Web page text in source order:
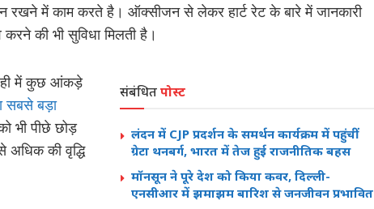
रखने में काम करते है। ऑक्सीजन से लेकर हार्ट रेट के बारे में जानकारी
की भी सुविधा मिलती है।
संबंधितपोस्ट
लंदन में CJP प्रदर्शन के समर्थन कार्यक्रम में पहुंचीं
ग्रेटा थनबर्ग, भारत में तेज हुई राजनीतिक बहस
मॉनसून ने पूरे देश को किया कवर, दिल्ली-
एनसीआर में झमाझम बारिश से जनजीवन प्रभावित
ही में कुछ आंकड़े
सबसे बड़ा
भी पीछे छोड़
अधिक की वृद्धि